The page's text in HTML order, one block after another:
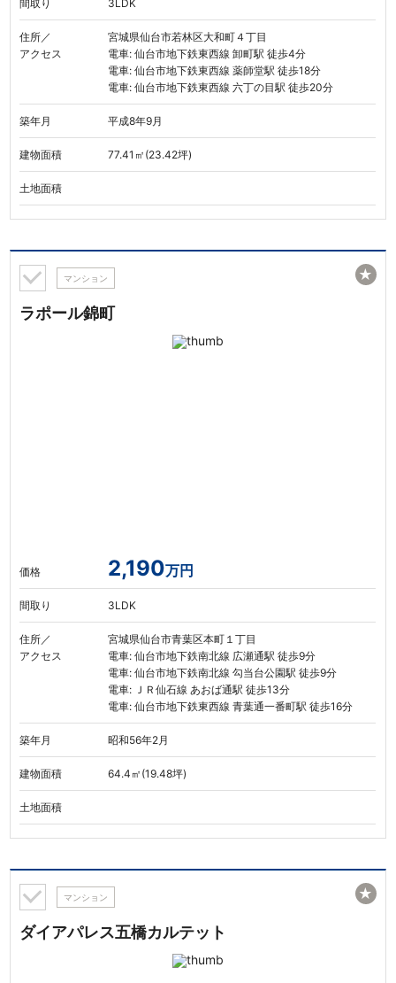
間取り 3LDK
住所／
アクセス
宮城県仙台市若林区大和町４丁目
電車: 仙台市地下鉄東西線 卸町駅 徒歩4分
電車: 仙台市地下鉄東西線 薬師堂駅 徒歩18分
電車: 仙台市地下鉄東西線 六丁の目駅 徒歩20分
築年月 平成8年9月
建物面積 77.41㎡(23.42坪)
土地面積
マンション
ラポール錦町
価格 2,190万円
間取り 3LDK
住所／
アクセス
宮城県仙台市青葉区本町１丁目
電車: 仙台市地下鉄南北線 広瀬通駅 徒歩9分
電車: 仙台市地下鉄南北線 勾当台公園駅 徒歩9分
電車: ＪＲ仙石線 あおば通駅 徒歩13分
電車: 仙台市地下鉄東西線 青葉通一番町駅 徒歩16分
築年月 昭和56年2月
建物面積 64.4㎡(19.48坪)
土地面積
★
マンション
ダイアパレス五橋カルテット
★